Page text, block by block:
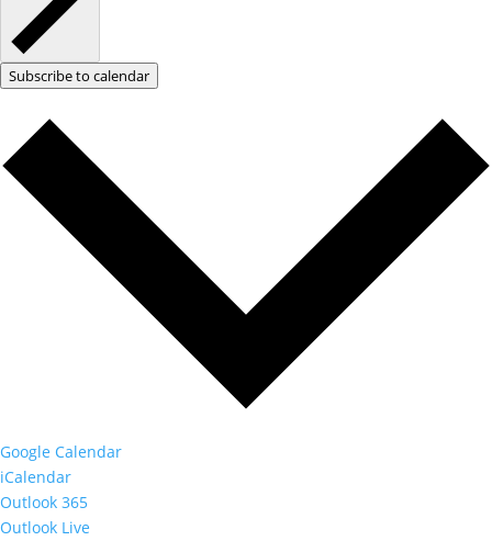
Subscribe to calendar
Google Calendar
iCalendar
Outlook 365
Outlook Live